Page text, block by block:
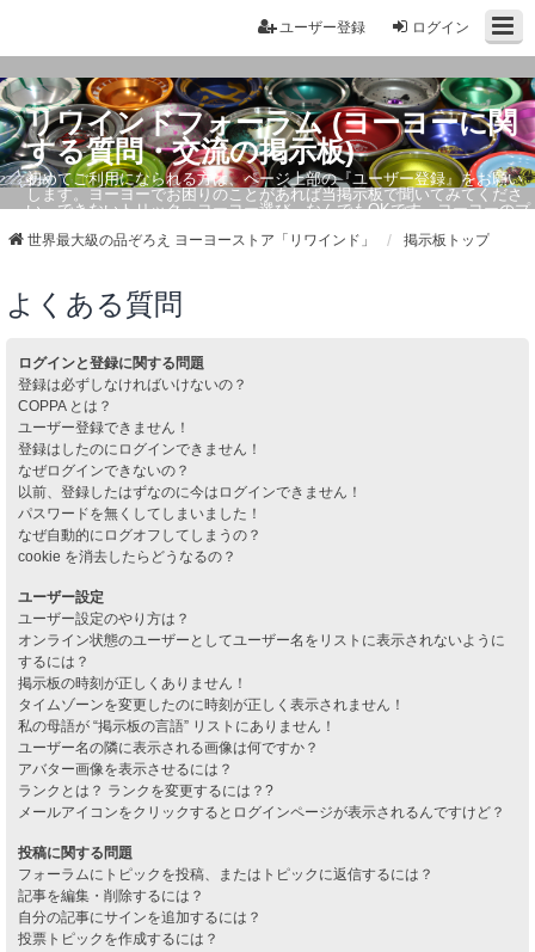
ログイン
ユーザー登録
リワインドフォーラム (ヨーヨーに関
する質問・交流の掲示板)
初めてご利用になられる方は、ページ上部の『ユーザー登録』をお願い
します。ヨーヨーでお困りのことがあれば当掲示板で聞いてみてくださ
い。できないトリック・ヨーヨー選び、なんでもOKです。ヨーヨーのプ
世界最大級の品ぞろえ ヨーヨーストア「リワインド」 掲示板トップ
よくある質問
ログインと登録に関する問題
登録は必ずしなければいけないの？
COPPA とは？
ユーザー登録できません！
登録はしたのにログインできません！
なぜログインできないの？
以前、登録したはずなのに今はログインできません！
パスワードを無くしてしまいました！
なぜ自動的にログオフしてしまうの？
cookie を消去したらどうなるの？
ユーザー設定
ユーザー設定のやり方は？
オンライン状態のユーザーとしてユーザー名をリストに表示されないように
するには？
掲示板の時刻が正しくありません！
タイムゾーンを変更したのに時刻が正しく表示されません！
私の母語が “掲示板の言語” リストにありません！
ユーザー名の隣に表示される画像は何ですか？
アバター画像を表示させるには？
ランクとは？ ランクを変更するには？?
メールアイコンをクリックするとログインページが表示されるんですけど？
投稿に関する問題
フォーラムにトピックを投稿、またはトピックに返信するには？
記事を編集・削除するには？
自分の記事にサインを追加するには？
投票トピックを作成するには？